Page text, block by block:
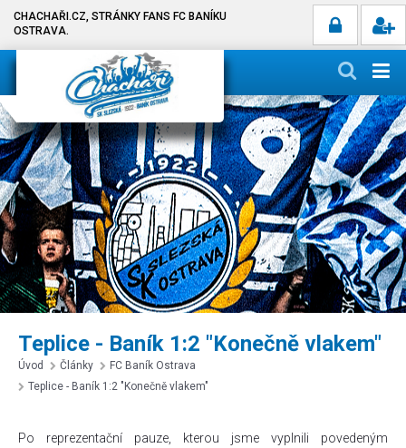
CHACHAŘI.CZ, STRÁNKY FANS FC BANÍKU
OSTRAVA.
Teplice - Baník 1:2 "Konečně vlakem"
Úvod Články
FC Baník Ostrava
Teplice - Baník 1:2 "Konečně vlakem"
Po reprezentační pauze, kterou jsme vyplnili povedeným